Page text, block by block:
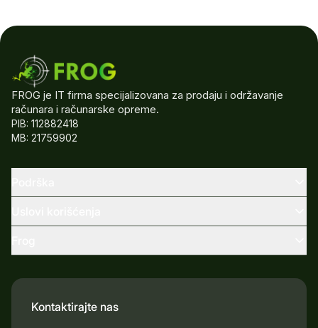
FROG je IT firma specijalizovana za prodaju i održavanje
računara i računarske opreme.
PIB: 112882418
MB: 21759902
Kontaktirajte nas